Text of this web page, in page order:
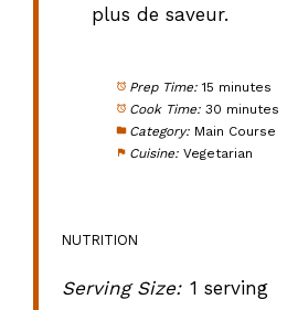
plus de saveur.
Prep Time: 15 minutes
Cook Time: 30 minutes
Category: Main Course
Cuisine: Vegetarian
NUTRITION
Serving Size: 1 serving